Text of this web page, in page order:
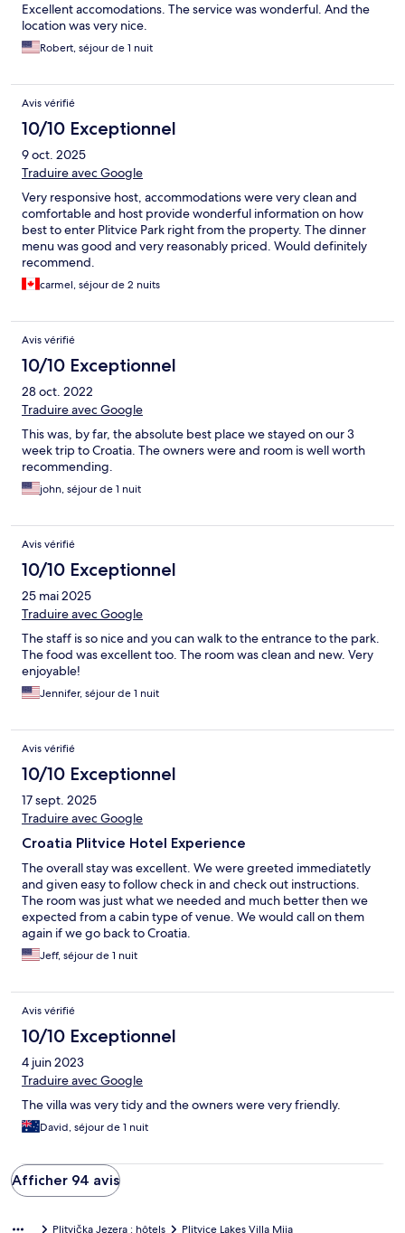
Excellent accomodations. The service was wonderful. And the
location was very nice.
Robert, séjour de 1 nuit
Avis vérifié
10/10 Exceptionnel
9 oct. 2025
Traduire avec Google
Very responsive host, accommodations were very clean and
comfortable and host provide wonderful information on how
best to enter Plitvice Park right from the property. The dinner
menu was good and very reasonably priced. Would definitely
recommend.
carmel, séjour de 2 nuits
Avis vérifié
10/10 Exceptionnel
28 oct. 2022
Traduire avec Google
This was, by far, the absolute best place we stayed on our 3
week trip to Croatia. The owners were and room is well worth
recommending.
john, séjour de 1 nuit
Avis vérifié
10/10 Exceptionnel
25 mai 2025
Traduire avec Google
The staff is so nice and you can walk to the entrance to the park.
The food was excellent too. The room was clean and new. Very
enjoyable!
Jennifer, séjour de 1 nuit
Avis vérifié
10/10 Exceptionnel
17 sept. 2025
Traduire avec Google
Croatia Plitvice Hotel Experience
The overall stay was excellent. We were greeted immediatetly
and given easy to follow check in and check out instructions.
The room was just what we needed and much better then we
expected from a cabin type of venue. We would call on them
again if we go back to Croatia.
Jeff, séjour de 1 nuit
Avis vérifié
10/10 Exceptionnel
4 juin 2023
Traduire avec Google
The villa was very tidy and the owners were very friendly.
David, séjour de 1 nuit
Afficher 94 avis
Plitvička Jezera : hôtels Plitvice Lakes Villa Mija